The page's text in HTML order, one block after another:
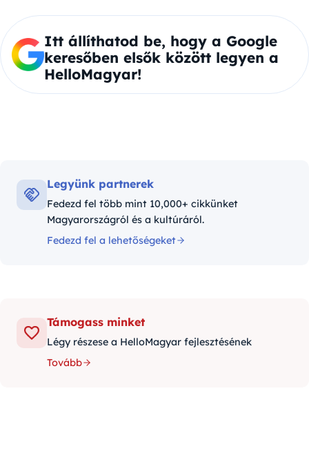
Itt állíthatod be, hogy a Google
keresőben elsők között legyen a
HelloMagyar!
Legyünk partnerek
Fedezd fel több mint 10,000+ cikkünket
Magyarországról és a kultúráról.
Fedezd fel a lehetőségeket
Támogass minket
Légy részese a HelloMagyar fejlesztésének
Tovább